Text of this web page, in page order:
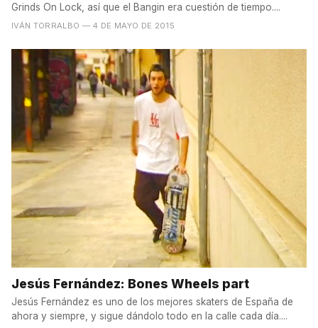
Grinds On Lock, así que el Bangin era cuestión de tiempo....
IVÁN TORRALBO — 4 DE MAYO DE 2015
Jesús Fernández: Bones Wheels part
Jesús Fernández es uno de los mejores skaters de España de
ahora y siempre, y sigue dándolo todo en la calle cada día....